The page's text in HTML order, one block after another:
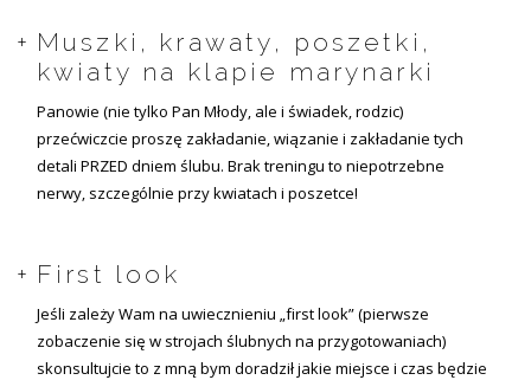
Muszki, krawaty, poszetki,
kwiaty na klapie marynarki
Panowie (nie tylko Pan Młody, ale i świadek, rodzic)
przećwiczcie proszę zakładanie, wiązanie i zakładanie tych
detali PRZED dniem ślubu. Brak treningu to niepotrzebne
nerwy, szczególnie przy kwiatach i poszetce!
First look
Jeśli zależy Wam na uwiecznieniu „first look” (pierwsze
zobaczenie się w strojach ślubnych na przygotowaniach)
skonsultujcie to z mną bym doradził jakie miejsce i czas będzie